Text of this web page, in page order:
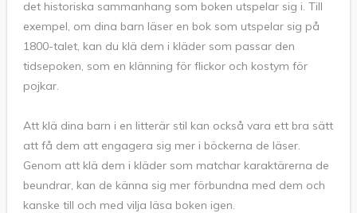
det historiska sammanhang som boken utspelar sig i. Till
exempel, om dina barn läser en bok som utspelar sig på
1800-talet, kan du klä dem i kläder som passar den
tidsepoken, som en klänning för flickor och kostym för
pojkar.
Att klä dina barn i en litterär stil kan också vara ett bra sätt
att få dem att engagera sig mer i böckerna de läser.
Genom att klä dem i kläder som matchar karaktärerna de
beundrar, kan de känna sig mer förbundna med dem och
kanske till och med vilja läsa boken igen.